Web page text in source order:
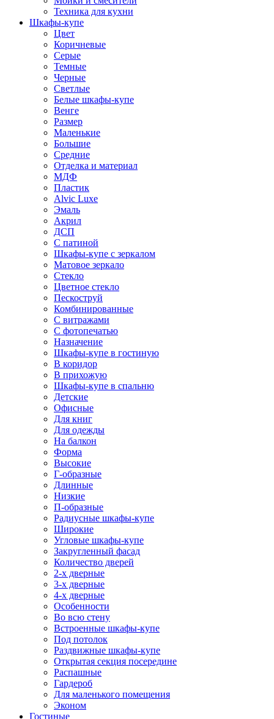
Техника для кухни
Шкафы-купе
Цвет
Коричневые
Серые
Темные
Черные
Светлые
Белые шкафы-купе
Венге
Размер
Маленькие
Большие
Средние
Отделка и материал
МДФ
Пластик
Alvic Luxe
Эмаль
Акрил
ДСП
С патиной
Шкафы-купе с зеркалом
Матовое зеркало
Стекло
Цветное стекло
Пескоструй
Комбинированные
С витражами
С фотопечатью
Назначение
Шкафы-купе в гостиную
В коридор
В прихожую
Шкафы-купе в спальню
Детские
Офисные
Для книг
Для одежды
На балкон
Форма
Высокие
Г-образные
Длинные
Низкие
П-образные
Радиусные шкафы-купе
Широкие
Угловые шкафы-купе
Закругленный фасад
Количество дверей
2-х дверные
3-х дверные
4-х дверные
Особенности
Во всю стену
Встроенные шкафы-купе
Под потолок
Раздвижные шкафы-купе
Открытая секция посередине
Распашные
Гардероб
Для маленького помещения
Эконом
Гостиные